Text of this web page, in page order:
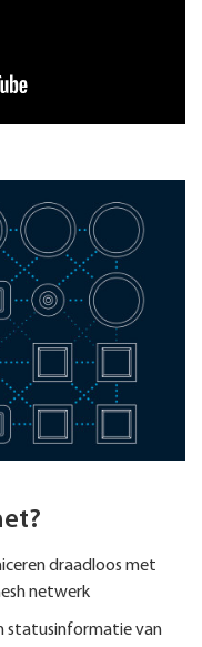
draadloos met
netwerk
statusinformatie van